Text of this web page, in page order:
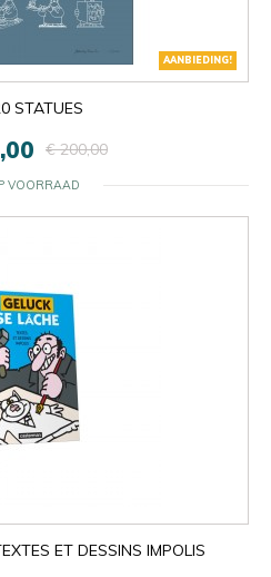
AANBIEDING!
STATUES
€ 200,00
VOORRAAD
ET DESSINS IMPOLIS